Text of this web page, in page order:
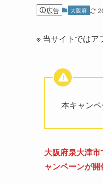
広告 大阪府
※ 当サイトではア
本キャンペ
大阪府泉大津
ャンペーンが開